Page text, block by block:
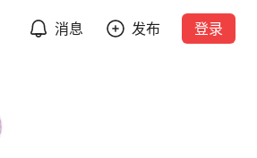
消息 发布 登录